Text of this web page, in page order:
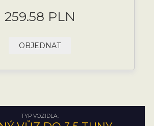
259.58 PLN
OBJEDNAT
TYP VOZIDLA: